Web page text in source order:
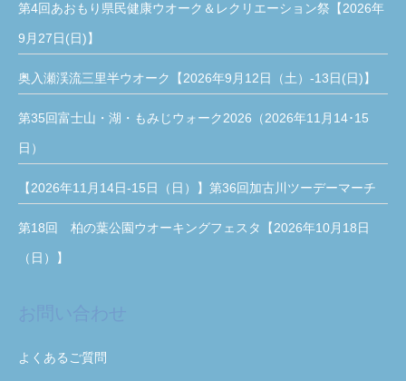
第4回あおもり県民健康ウオーク＆レクリエーション祭【2026年
9月27日(日)】
奥入瀬渓流三里半ウオーク【2026年9月12日（土）-13日(日)】
第35回富士山・湖・もみじウォーク2026（2026年11月14･15
日）
【2026年11月14日-15日（日）】第36回加古川ツーデーマーチ
第18回 柏の葉公園ウオーキングフェスタ【2026年10月18日
（日）】
よくあるご質問